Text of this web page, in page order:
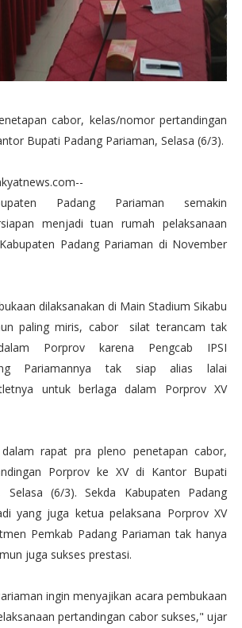
cabor, kelas/nomor pertandingan
Bupati Padang Pariaman, Selasa (6/3).
Padang Pariaman semakin
menjadi tuan rumah pelaksanaan
Padang Pariaman di November
dilaksanakan di Main Stadium Sikabu
paling miris, cabor silat terancam tak
Porprov karena Pengcab IPSI
Pariamannya tak siap alias lalai
untuk berlaga dalam Porprov XV
rapat pra pleno penetapan cabor,
Porprov ke XV di Kantor Bupati
Selasa (6/3). Sekda Kabupaten Padang
yang juga ketua pelaksana Porprov XV
Pemkab Padang Pariaman tak hanya
juga sukses prestasi.
ingin menyajikan acara pembukaan
pertandingan cabor sukses," ujar